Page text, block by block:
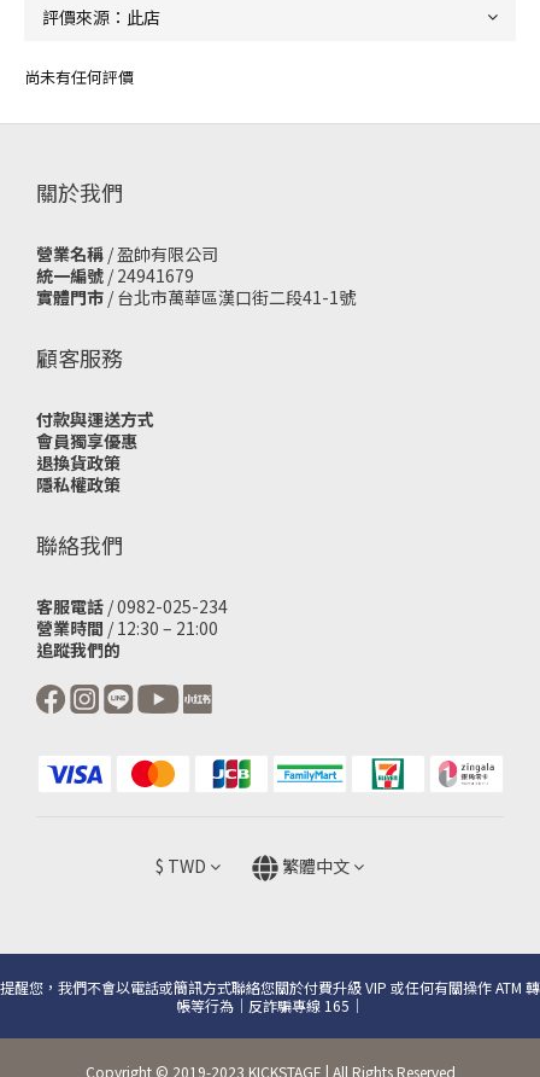
尚未有任何評價
關於我們
營業名稱 / 盈帥有限公司
統一編號 / 24941679
實體門市 / 台北市萬華區漢口街二段41-1號
顧客服務
付款與運送方式
會員獨享優惠
退換貨政策
隱私權政策
聯絡我們
客服電話 / 0982-025-234
營業時間 / 12:30 – 21:00
追蹤我們的
$ TWD 繁體中文
提醒您，我們不會以電話或簡訊方式聯絡您關於付費升級 VIP 或任何有關操作 ATM 轉
帳等行為｜反詐騙專線 165｜
Copyright © 2019-2023 KICKSTAGE | All Rights Reserved